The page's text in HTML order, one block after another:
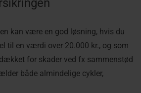
kan være en god løsning, hvis du
til en værdi over 20.000 kr., og som
for skader ved fx sammenstød
både almindelige cykler,